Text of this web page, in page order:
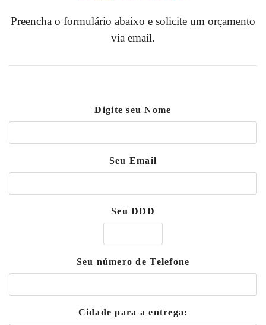
Preencha o formulário abaixo e solicite um orçamento
via email.
Digite seu Nome
Seu Email
Seu DDD
Seu número de Telefone
Cidade para a entrega: